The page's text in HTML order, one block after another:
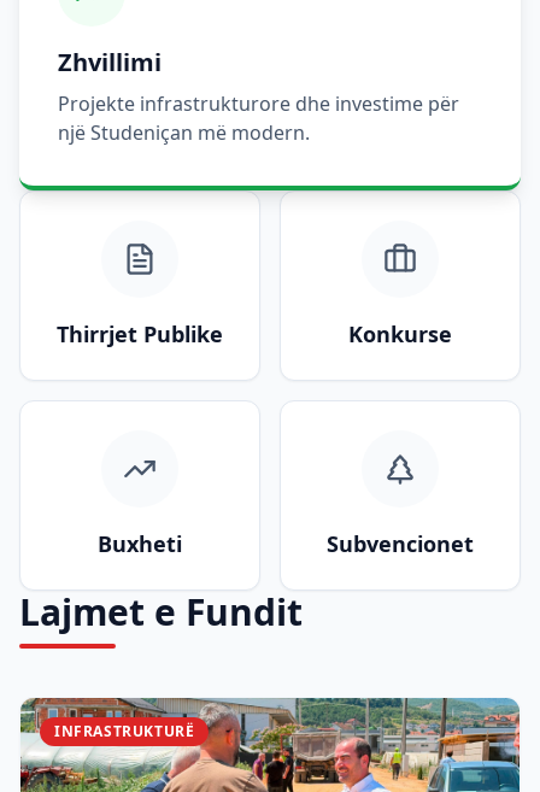
Zhvillimi
Projekte infrastrukturore dhe investime për
një Studeniçan më modern.
Thirrjet Publike Konkurse
Buxheti Subvencionet
Lajmet e Fundit
INFRASTRUKTURË